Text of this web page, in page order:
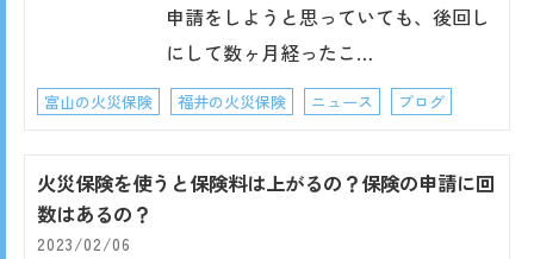
申請をしようと思っていても、後回し
にして数ヶ月経ったこ…
富山の火災保険 福井の火災保険 ニュース ブログ
火災保険を使うと保険料は上がるの？保険の申請に回
数はあるの？
2023/02/06